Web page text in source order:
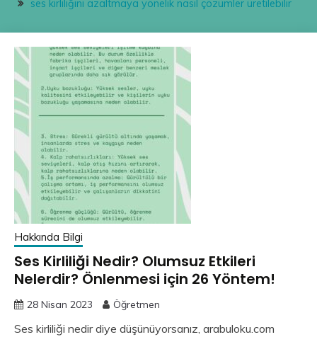
ses kirliliğini azaltmaya yönelik nasıl çözümler üretilebilir
Hakkında Bilgi
Ses Kirliliği Nedir? Olumsuz Etkileri
Nelerdir? Önlenmesi için 26 Yöntem!
28 Nisan 2023 Öğretmen
Ses kirliliği nedir diye düşünüyorsanız, arabuloku.com